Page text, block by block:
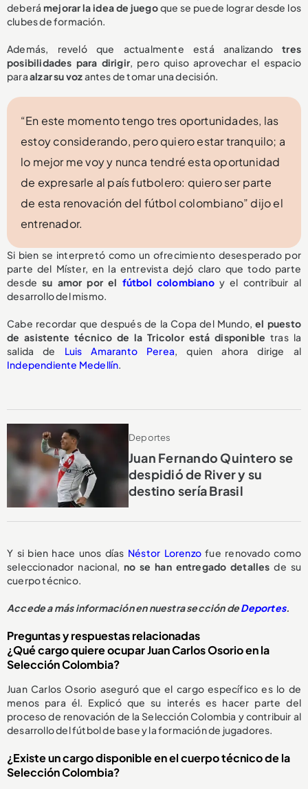
deberá mejorar la idea de juegoque se puede lograr desde los
clubes de formación.
Además, reveló que actualmente está analizandotres
posibilidades para dirigir, pero quiso aprovechar el espacio
paraalzar su vozantes de tomar una decisión.
“En este momento tengo tres oportunidades, las
estoy considerando, pero quiero estar tranquilo; a
lo mejor me voy y nunca tendré esta oportunidad
de expresarle al país futbolero: quiero ser parte
de esta renovación del fútbol colombiano” dijo el
entrenador.
Si bien se interpretó como un ofrecimiento desesperado por
parte del Míster, en la entrevista dejó claro que todo parte
desdesu amor por el fútbol colombianoy el contribuir al
desarrollo del mismo.
Cabe recordar que después de la Copa del Mundo,el puesto
de asistente técnico de la Tricolorestá disponible tras la
salida de Luis Amaranto Perea , quien ahora dirige al
Independiente Medellín
Deportes
Juan Fernando Quintero se
despidió de River y su
destino sería Brasil
Y si bien hace unos días Néstor Lorenzofue renovado como
seleccionador nacional, no se han entregado detalles de su
cuerpo técnico.
Accede a más información en nuestra sección deDeportes.
Preguntas y respuestas relacionadas
¿Qué cargo quiere ocupar Juan Carlos Osorio en la
Selección Colombia?
Juan Carlos Osorio aseguró que el cargo específico es lo de
menos para él. Explicó que su interés es hacer parte del
proceso de renovación de la Selección Colombia y contribuir al
desarrollo del fútbol de base y la formación de jugadores.
¿Existe un cargo disponible en el cuerpo técnico de la
Selección Colombia?